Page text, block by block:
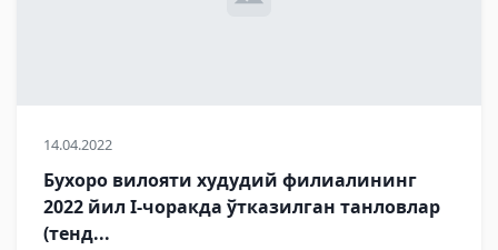
14.04.2022
Бухоро вилояти худудий филиалининг
2022 йил I-чоракда ўтказилган танловлар
(тенд...